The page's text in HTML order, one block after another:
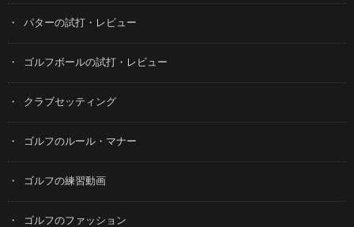
パターの試打・レビュー
ゴルフボールの試打・レビュー
クラブセッティング
ゴルフのルール・マナー
ゴルフの練習動画
ゴルフのファッション